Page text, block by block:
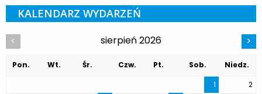
KALENDARZ WYDARZEŃ
< sierpień 2026 >
Pon. Wt. Śr. Czw. Pt. Sob.
Niedz.
1
2